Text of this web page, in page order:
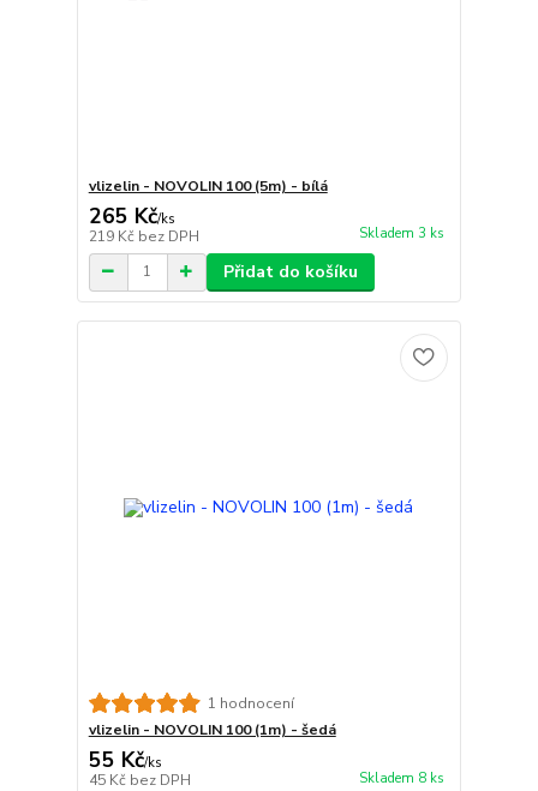
vlizelin - NOVOLIN 100 (5m) - bílá
265 Kč/ks
219 Kč bez DPH Skladem 3 ks
Přidat do košíku
1 hodnocení
vlizelin - NOVOLIN 100 (1m) - šedá
55 Kč/ks
45 Kč bez DPH Skladem 8 ks